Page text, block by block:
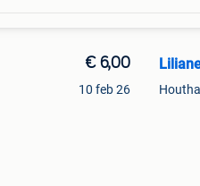
€ 6,00
10 feb 26